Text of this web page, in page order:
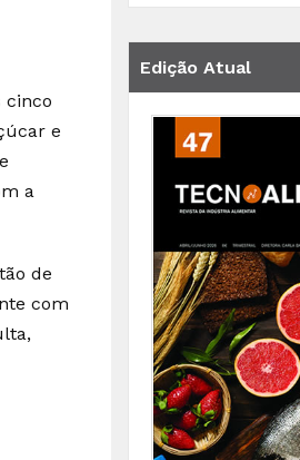
cinco
e
a
de
com
Edição Atual